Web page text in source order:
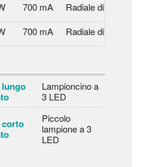
700 mA Radiale diffuso
700 mA Radiale diffuso
lungo
Lampioncino a
3 LED
corto
Piccolo
lampione a 3
LED